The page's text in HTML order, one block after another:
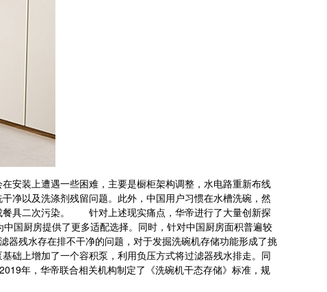
装上遭遇一些困难，主要是橱柜架构调整，水电路重新布线
净以及洗涤剂残留问题。此外，中国用户习惯在水槽洗碗，然
餐具二次污染。 针对上述现实痛点，华帝进行了大量创新探
国厨房提供了更多适配选择。同时，针对中国厨房面积普遍较
器残水存在排不干净的问题，对于发掘洗碗机存储功能形成了挑
础上增加了一个容积泵，利用负压方式将过滤器残水排走。同
年，华帝联合相关机构制定了《洗碗机干态存储》标准，规